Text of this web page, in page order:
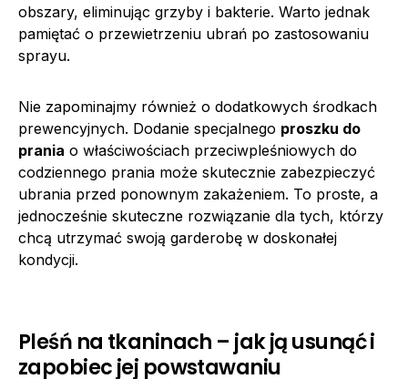
obszary, eliminując grzyby i bakterie. Warto jednak
pamiętać o przewietrzeniu ubrań po zastosowaniu
sprayu.
Nie zapominajmy również o dodatkowych środkach
prewencyjnych. Dodanie specjalnego proszku do
prania o właściwościach przeciwpleśniowych do
codziennego prania może skutecznie zabezpieczyć
ubrania przed ponownym zakażeniem. To proste, a
jednocześnie skuteczne rozwiązanie dla tych, którzy
chcą utrzymać swoją garderobę w doskonałej
kondycji.
Pleśń na tkaninach – jak ją usunąć i
zapobiec jej powstawaniu